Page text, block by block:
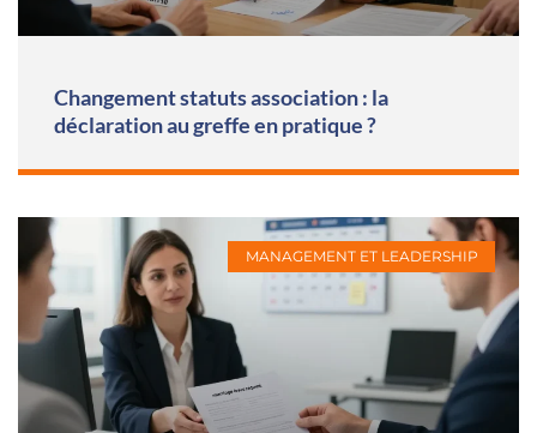
Changement statuts association : la
déclaration au greffe en pratique ?
MANAGEMENT ET LEADERSHIP